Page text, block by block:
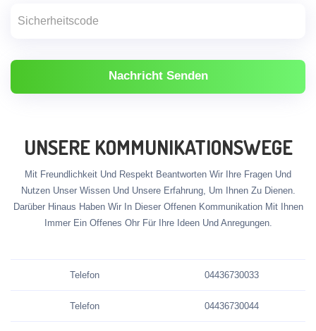
Nachricht Senden
UNSERE KOMMUNIKATIONSWEGE
Mit Freundlichkeit Und Respekt Beantworten Wir Ihre Fragen Und
Nutzen Unser Wissen Und Unsere Erfahrung, Um Ihnen Zu Dienen.
Darüber Hinaus Haben Wir In Dieser Offenen Kommunikation Mit Ihnen
Immer Ein Offenes Ohr Für Ihre Ideen Und Anregungen.
Telefon 04436730033
Telefon 04436730044